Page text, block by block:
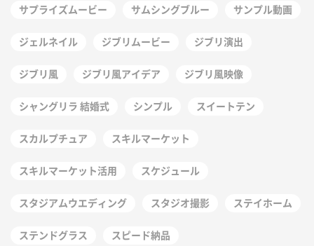
サプライズムービー サムシングブルー サンプル動画
ジェルネイル ジブリムービー ジブリ演出
ジブリ風 ジブリ風アイデア ジブリ風映像
シャングリラ 結婚式 シンプル スイートテン
スカルプチュア スキルマーケット
スキルマーケット活用 スケジュール
スタジアムウエディング スタジオ撮影 ステイホーム
ステンドグラス スピード納品